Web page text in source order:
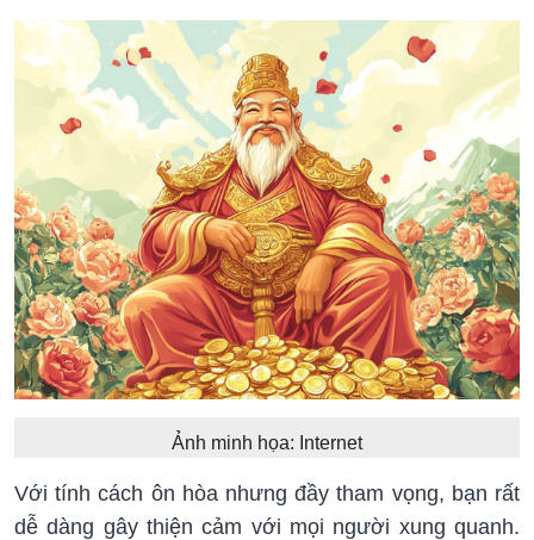
Ảnh minh họa: Internet
Với tính cách ôn hòa nhưng đầy tham vọng, bạn rất
dễ dàng gây thiện cảm với mọi người xung quanh.